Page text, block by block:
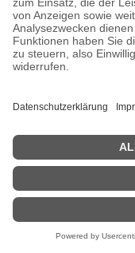
WENN WIR IM
INTERESSES
SICH AUS
ERGEBEN,
ZUKUNFT
MACHEN SIE